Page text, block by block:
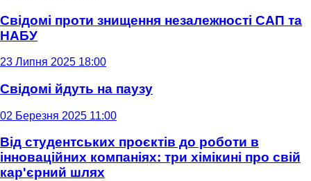
Свідомі проти знищення незалежності САП та
НАБУ
23 Липня 2025 18:00
Свідомі йдуть на паузу
02 Березня 2025 11:00
Від студентських проєктів до роботи в
інноваційних компаніях: три хімікині про свій
кар'єрний шлях